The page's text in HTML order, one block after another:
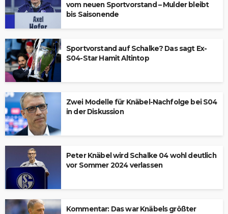
vom neuen Sportvorstand – Mulder bleibt
bis Saisonende
Sportvorstand auf Schalke? Das sagt Ex-
S04-Star Hamit Altintop
Zwei Modelle für Knäbel-Nachfolge bei S04
in der Diskussion
Peter Knäbel wird Schalke 04 wohl deutlich
vor Sommer 2024 verlassen
Kommentar: Das war Knäbels größter